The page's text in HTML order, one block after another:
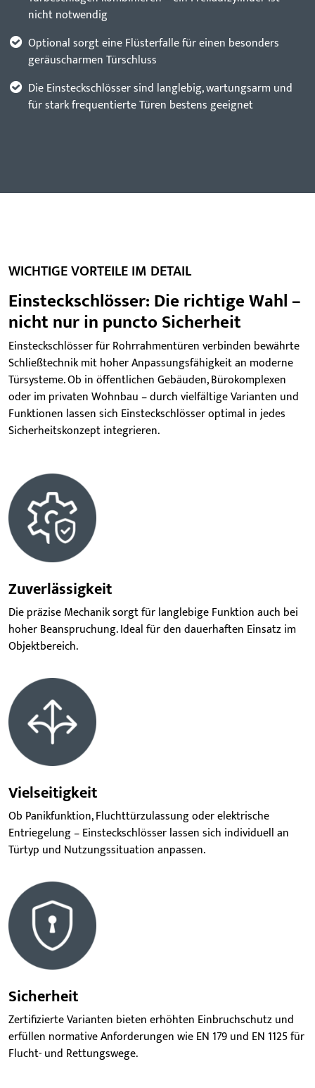
nicht notwendig
Optional sorgt eine Flüsterfalle für einen besonders
geräuscharmen Türschluss
Die Einsteckschlösser sind langlebig, wartungsarm und
für stark frequentierte Türen bestens geeignet
WICHTIGE VORTEILE IM DETAIL
Einsteckschlösser: Die richtige Wahl –
nicht nur in puncto Sicherheit
Einsteckschlösser für Rohrrahmentüren verbinden bewährte
Schließtechnik mit hoher Anpassungsfähigkeit an moderne
Türsysteme. Ob in öffentlichen Gebäuden, Bürokomplexen
oder im privaten Wohnbau – durch vielfältige Varianten und
Funktionen lassen sich Einsteckschlösser optimal in jedes
Sicherheitskonzept integrieren.
Zuverlässigkeit
Die präzise Mechanik sorgt für langlebige Funktion auch bei
hoher Beanspruchung. Ideal für den dauerhaften Einsatz im
Objektbereich.
Vielseitigkeit
Ob Panikfunktion, Fluchttürzulassung oder elektrische
Entriegelung – Einsteckschlösser lassen sich individuell an
Türtyp und Nutzungssituation anpassen.
Sicherheit
Zertifizierte Varianten bieten erhöhten Einbruchschutz und
erfüllen normative Anforderungen wie EN 179 und EN 1125 für
Flucht- und Rettungswege.